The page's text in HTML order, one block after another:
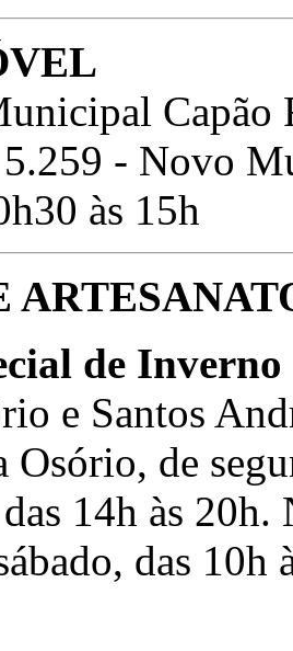
Capão
- Novo
às 15h
de Inverno
e Santos
de
14h às 20h.
das